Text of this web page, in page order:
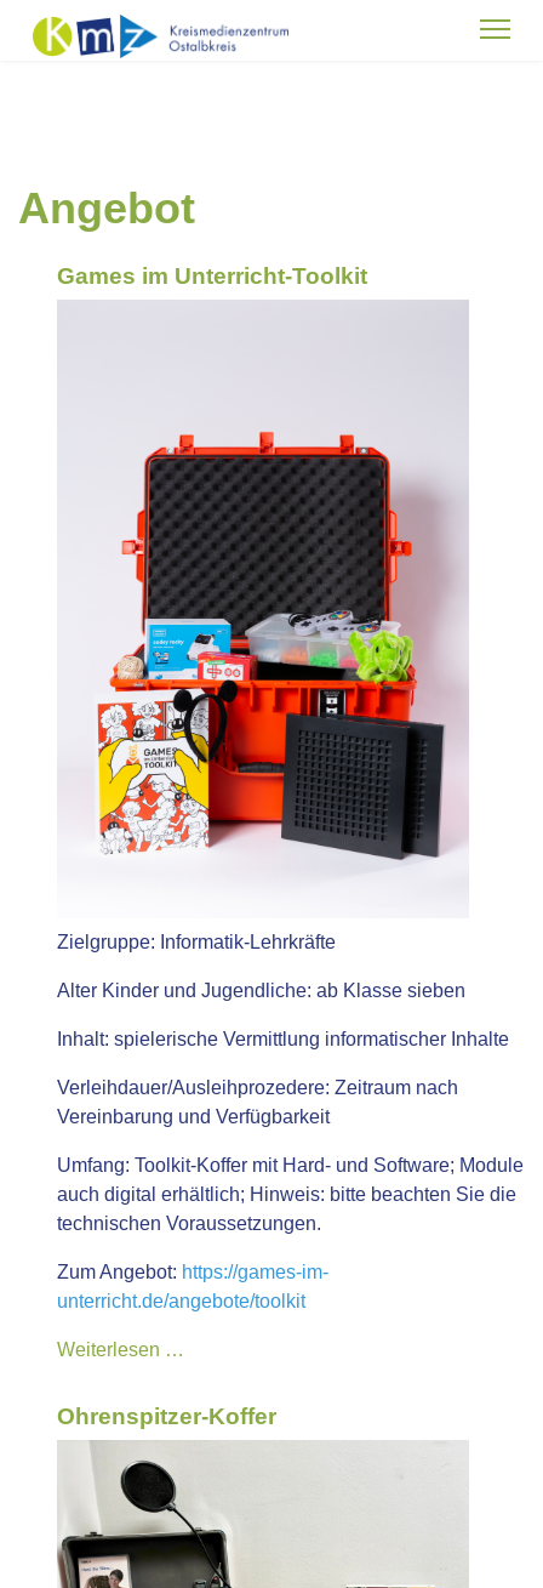
Angebot
Games im Unterricht-Toolkit
Zielgruppe: Informatik-Lehrkräfte
Alter Kinder und Jugendliche: ab Klasse sieben
Inhalt: spielerische Vermittlung informatischer Inhalte
Verleihdauer/Ausleihprozedere: Zeitraum nach
Vereinbarung und Verfügbarkeit
Umfang: Toolkit-Koffer mit Hard- und Software; Module
auch digital erhältlich; Hinweis: bitte beachten Sie die
technischen Voraussetzungen.
Zum Angebot: https://games-im-
unterricht.de/angebote/toolkit
Weiterlesen …
Ohrenspitzer-Koffer